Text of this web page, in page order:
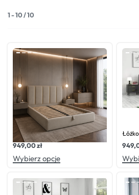
1-10/10
Oceniono na 5
Łóżko tapicerowane MILA
949,00zł
Wybierz opcje